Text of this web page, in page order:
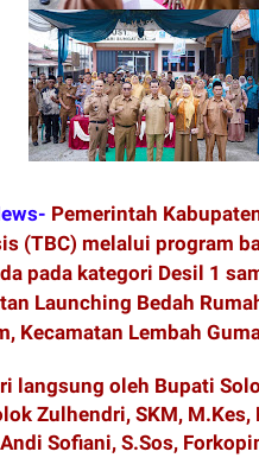
Pemerintah
(TBC) melalui program
pada kategori Desil 1
Launching Bedah
Kecamatan Lembah
langsung oleh Bupati
Zulhendri, SKM, M.Kes,
Sofiani, S.Sos,